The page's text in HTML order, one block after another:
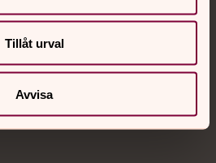
Tillåt urval
Avvisa